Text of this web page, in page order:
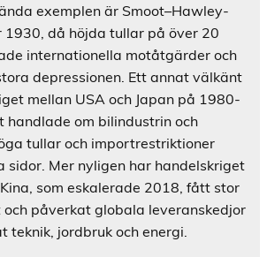
exemplen är Smoot–Hawley-
1930, då höjda tullar på över 20
internationella motåtgärder och
depressionen. Ett annat välkänt
mellan USA och Japan på 1980-
handlade om bilindustrin och
tullar och importrestriktioner
sidor. Mer nyligen har handelskriget
som eskalerade 2018, fått stor
påverkat globala leveranskedjor
teknik, jordbruk och energi.